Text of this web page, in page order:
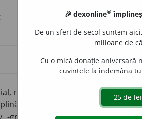
radiant”. ◊ „rază” >fr.
care studiază acțiunea și
-gramă),
, determinarea
🎉 dexonline®
De un sfert de secol suntem
milioane de
Cu o mică donație aniversară
cuvintele la îndemâna